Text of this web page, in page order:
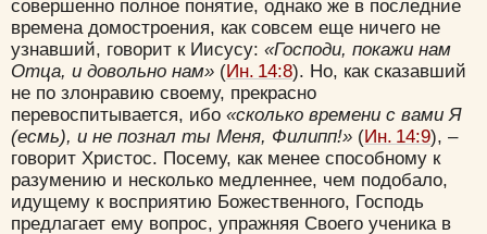
совершенно полное понятие, однако же в последние
времена домостроения, как совсем еще ничего не
узнавший, говорит к Иисусу: «Господи, покажи нам
Отца, и довольно нам» (Ин. 14:8). Но, как сказавший
не по злонравию своему, прекрасно
перевоспитывается, ибо «сколько времени с вами Я
(есмь), и не познал ты Меня, Филипп!» (Ин. 14:9), –
говорит Христос. Посему, как менее способному к
разумению и несколько медленнее, чем подобало,
идущему к восприятию Божественного, Господь
предлагает ему вопрос, упражняя Своего ученика в